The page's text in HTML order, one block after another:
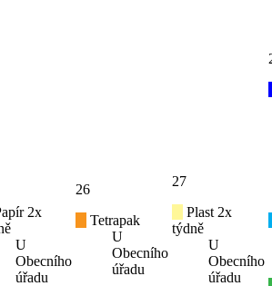
2x
U
Obecního
úřadu
26
Tetrapak
U
Obecního
úřadu
27
Plast 2x
týdně
U
Obecního
úřadu